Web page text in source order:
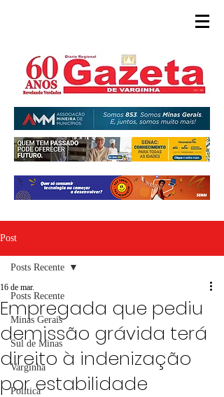
Post
Posts Recente
Minas Gerais
Sul de Minas
Varginha
Política
Posts Recente
Empregada que pediu
demissão grávida terá
direito à indenização
por estabilidade
16 de mar.